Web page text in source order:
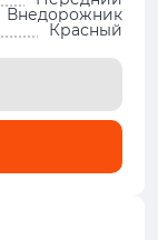
Внедорожник
Красный